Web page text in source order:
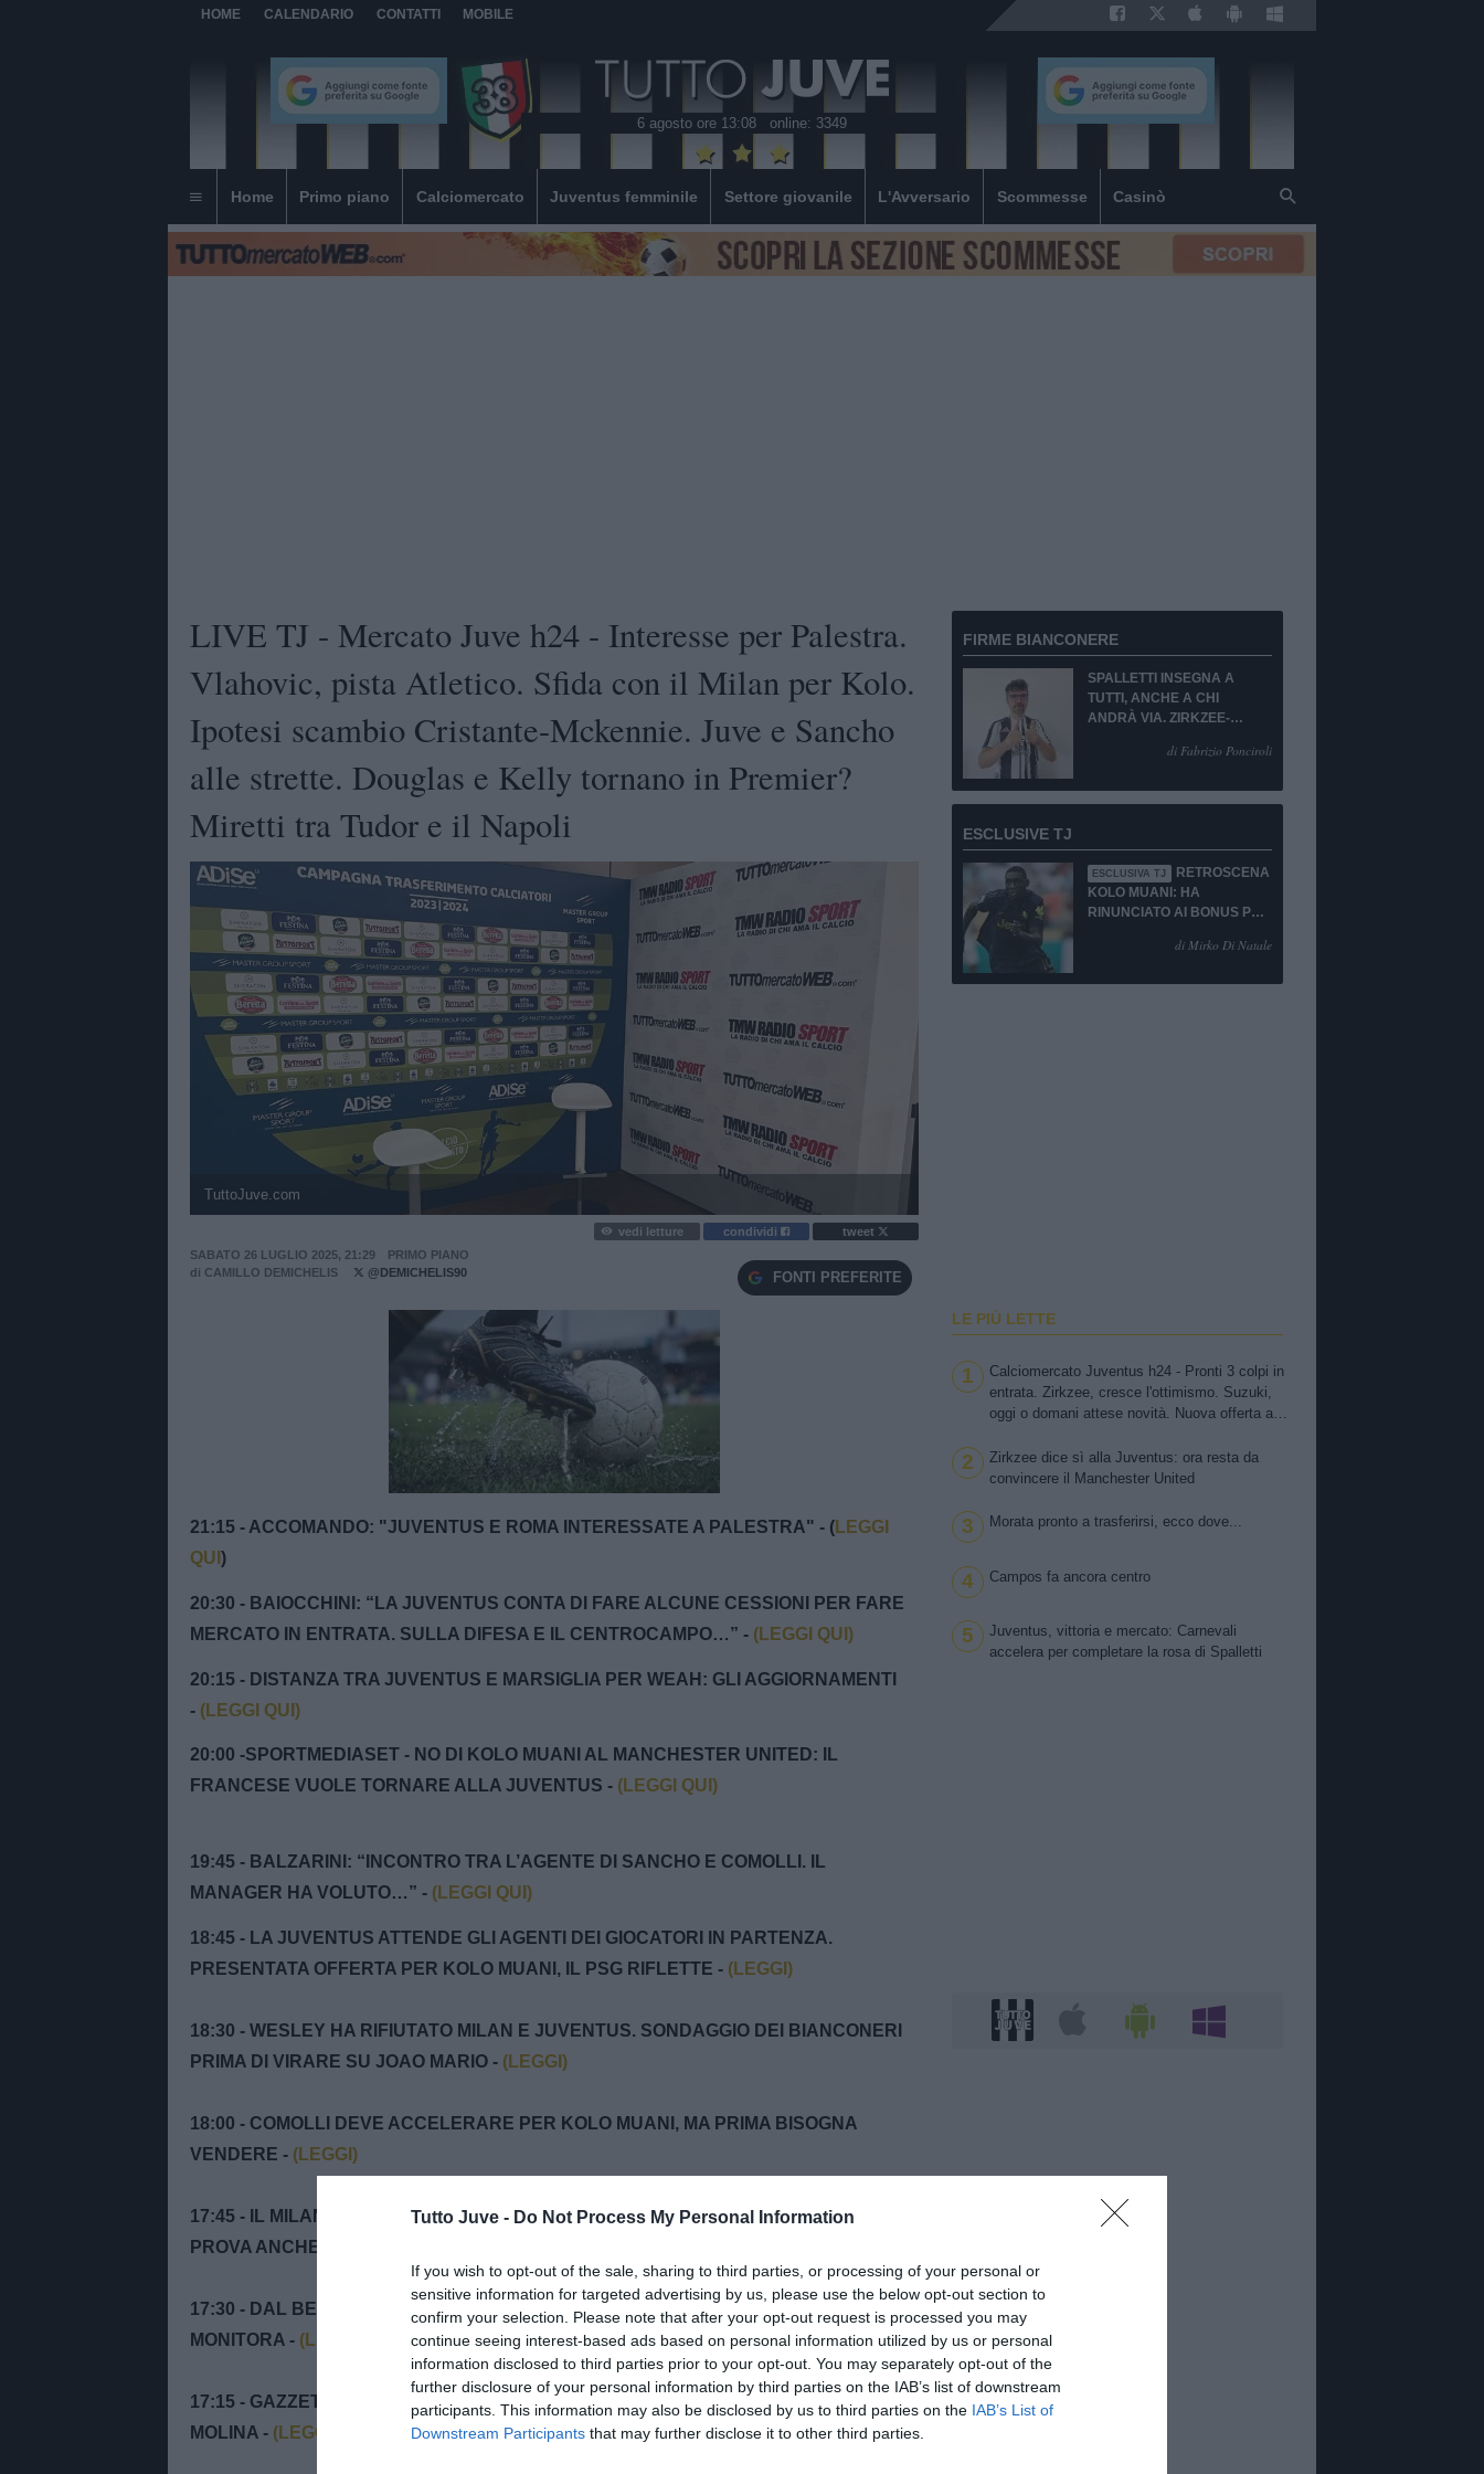
Tutto Juve - Do Not Process My Personal Information
If you wish to opt-out of the sale, sharing to third parties, or processing of your personal or
sensitive information for targeted advertising by us, please use the below opt-out section to
confirm your selection. Please note that after your opt-out request is processed you may
continue seeing interest-based ads based on personal information utilized by us or personal
information disclosed to third parties prior to your opt-out. You may separately opt-out of the
further disclosure of your personal information by third parties on the IAB’s list of downstream
participants. This information may also be disclosed by us to third parties on the IAB’s List of
Downstream Participants that may further disclose it to other third parties.
HOME CALENDARIO CONTATTI MOBILE
6 agosto ore 13:08 online: 3349
Home Primo piano Calciomercato Juventus femminile Settore giovanile L'Avversario Scommesse Casinò
LIVE TJ - Mercato Juve h24 - Interesse per Palestra.
Vlahovic, pista Atletico. Sfida con il Milan per Kolo.
Ipotesi scambio Cristante-Mckennie. Juve e Sancho
alle strette. Douglas e Kelly tornano in Premier?
Miretti tra Tudor e il Napoli
TuttoJuve.com
vedi letture condividi
tweet
SABATO 26 LUGLIO 2025, 21:29
PRIMO PIANO
di CAMILLO DEMICHELIS @DEMICHELIS90 FONTI PREFERITE
Unmute
Loaded
100.00%
21:15 - ACCOMANDO: "JUVENTUS E ROMA INTERESSATE A PALESTRA" - (LEGGI
QUI )
20:30 - BAIOCCHINI: “LA JUVENTUS CONTA DI FARE ALCUNE CESSIONI PER FARE
MERCATO IN ENTRATA. SULLA DIFESA E IL CENTROCAMPO…” - (LEGGI QUI)
20:15 - DISTANZA TRA JUVENTUS E MARSIGLIA PER WEAH: GLI AGGIORNAMENTI
- (LEGGI QUI)
20:00 -SPORTMEDIASET - NO DI KOLO MUANI AL MANCHESTER UNITED: IL
FRANCESE VUOLE TORNARE ALLA JUVENTUS - (LEGGI QUI)
19:45 - BALZARINI: “INCONTRO TRA L’AGENTE DI SANCHO E COMOLLI. IL
MANAGER HA VOLUTO…” - (LEGGI QUI)
18:45 - LA JUVENTUS ATTENDE GLI AGENTI DEI GIOCATORI IN PARTENZA.
PRESENTATA OFFERTA PER KOLO MUANI, IL PSG RIFLETTE - (LEGGI)
18:30 - WESLEY HA RIFIUTATO MILAN E JUVENTUS. SONDAGGIO DEI BIANCONERI
PRIMA DI VIRARE SU JOAO MARIO - (LEGGI)
18:00 - COMOLLI DEVE ACCELERARE PER KOLO MUANI, MA PRIMA BISOGNA
VENDERE - (LEGGI)
17:45 - IL MILAN PREPARA L’OFFERTA: 18 MILIONI PER VLAHOVIC. E TARE CI
PROVA ANCHE PER KOLO MUANI CON UNA CONTROPARTITA... -
17:30 - DAL BELGIO - DONNARUMMA POTREBBE LASCIARE IL PSG. LA JUVE
MONITORA - (LEGGI)
17:15 - GAZZETTA - VLAHOVIC VERSO L'ATLETICO? POSSIBILE SCAMBIO CON
MOLINA - (LEGGI)
FIRME BIANCONERE
SPALLETTI INSEGNA A
TUTTI, ANCHE A CHI
ANDRÀ VIA. ZIRKZEE-
di Fabrizio Ponciroli
ESCLUSIVE TJ
ESCLUSIVA TJ
RETROSCENA
KOLO MUANI: HA
RINUNCIATO AI BONUS PUR
di Mirko Di Natale
LE PIÙ LETTE
1
Calciomercato Juventus h24 - Pronti 3 colpi in
entrata. Zirkzee, cresce l'ottimismo. Suzuki,
oggi o domani attese novità. Nuova offerta a
pista fredda. Balerdi resta nei radar. David in
bilico
2
Zirkzee dice sì alla Juventus: ora resta da
convincere il Manchester United
3 Morata pronto a trasferirsi, ecco dove...
4 Campos fa ancora centro
5
Juventus, vittoria e mercato: Carnevali
accelera per completare la rosa di Spalletti